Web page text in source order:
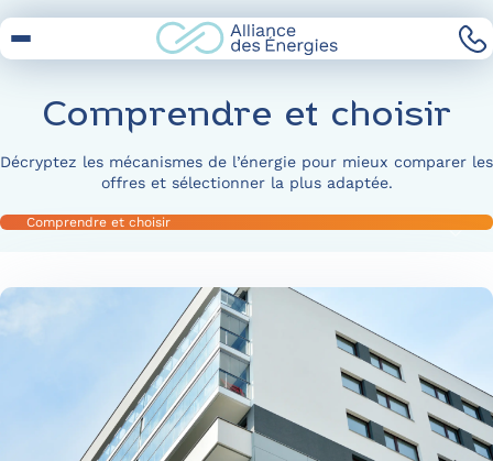
to
Content
Comprendre et choisir
Décryptez les mécanismes de l’énergie pour mieux comparer les
offres et sélectionner la plus adaptée.